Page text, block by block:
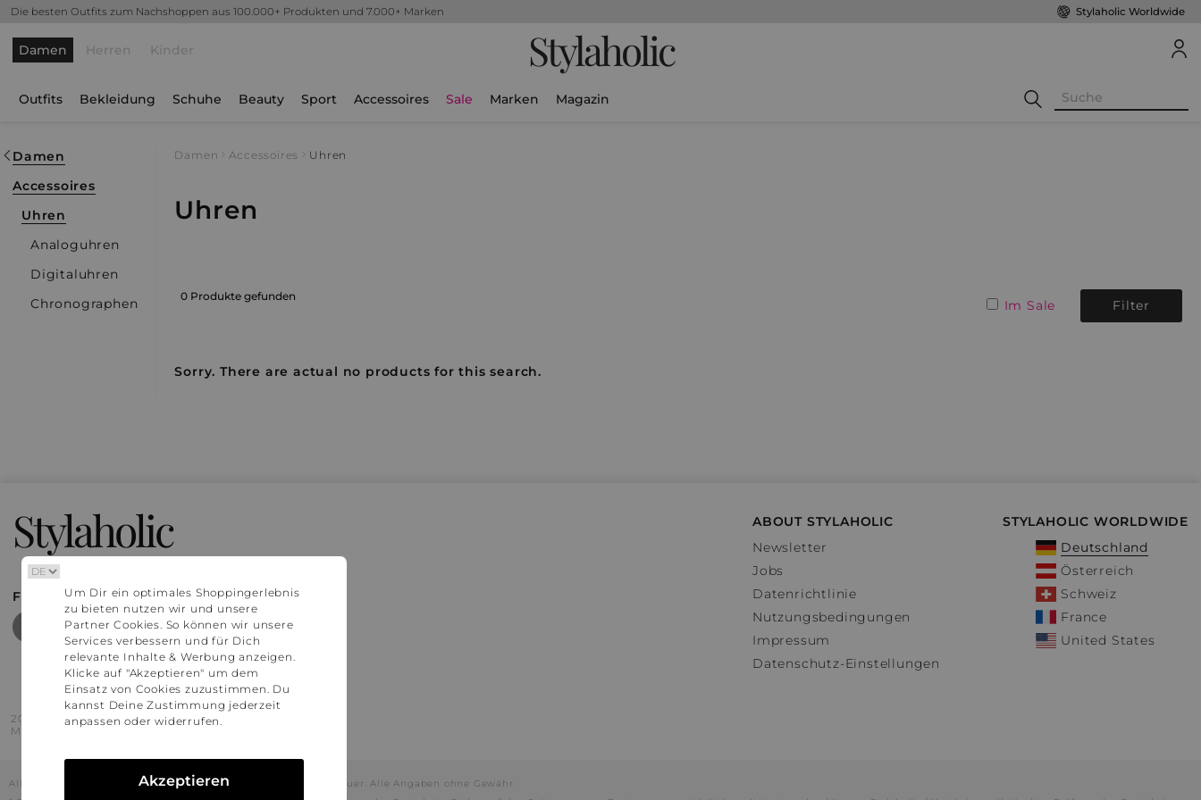
Die besten Outfits zum Nachshoppen aus 100.000+ Produkten und 7.000+ Marken Stylaholic Worldwide
Damen Herren Kinder Stylaholic
Outfits Bekleidung Schuhe Beauty Sport Accessoires Sale Marken Magazin
Damen
Accessoires
Uhren
Analoguhren
Digitaluhren
Chronographen
Damen Accessoires Uhren
Uhren
0 Produkte gefunden
Im Sale Filter
Sorry. There are actual no products for this search.
Stylaholic
FIND MORE INSPIRATION
ABOUT STYLAHOLIC
Newsletter
Jobs
Datenrichtlinie
Nutzungsbedingungen
Impressum
Datenschutz-Einstellungen
STYLAHOLIC WORLDWIDE
Deutschland
Österreich
Schweiz
France
United States
2016 - 2026 © Stylaholic.
Made for you with love in munich.
Alle Preise inkl. der jeweils geltenden gesetzlichen Mehrwertsteuer. Alle Angaben ohne Gewähr.
Um Dir ein optimales Shoppingerlebnis
zu bieten nutzen wir und unsere
Partner Cookies. So können wir unsere
Services verbessern und für Dich
relevante Inhalte & Werbung anzeigen.
Klicke auf "Akzeptieren" um dem
Einsatz von Cookies zuzustimmen. Du
kannst Deine Zustimmung jederzeit
anpassen oder widerrufen.
Akzeptieren